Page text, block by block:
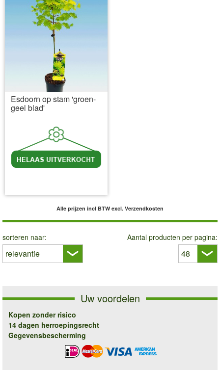
Esdoorn op stam 'groen-
geel blad'
Alle prijzen incl BTW excl. Verzendkosten
sorteren naar: Aantal producten per pagina:
Uw voordelen
Kopen zonder risico
14 dagen herroepingsrecht
Gegevensbescherming